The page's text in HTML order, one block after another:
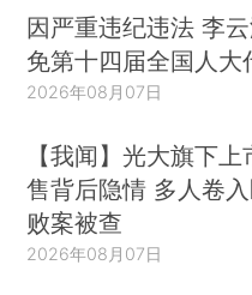
因严重违纪违法 李
免第十四届全国人大
2026年08月07日
【我闻】光大旗下上
售背后隐情 多人卷
败案被查
2026年08月07日